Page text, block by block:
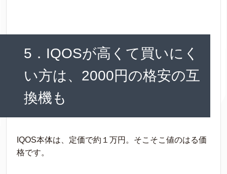
5．IQOSが高くて買いにく
い方は、2000円の格安の互
換機も
IQOS本体は、定価で約１万円。そこそこ値のはる価
格です。